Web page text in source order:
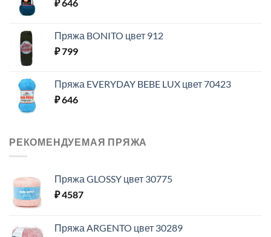
₽646
Пряжа BONITO цвет 912
₽799
Пряжа EVERYDAY BEBE LUX цвет 70423
₽646
РЕКОМЕНДУЕМАЯ ПРЯЖА
Пряжа GLOSSY цвет 30775
₽4587
Пряжа ARGENTO цвет 30289